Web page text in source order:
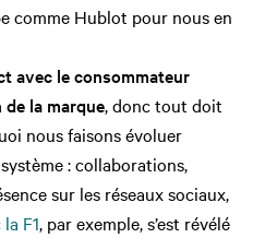
comme Hublot pour nous en
avec le consommateur
la marque, donc tout doit
nous faisons évoluer
: collaborations,
sur les réseaux sociaux,
F1, par exemple, s’est révélé